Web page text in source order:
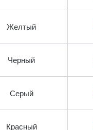
Желтый
Черный
Серый
Красный